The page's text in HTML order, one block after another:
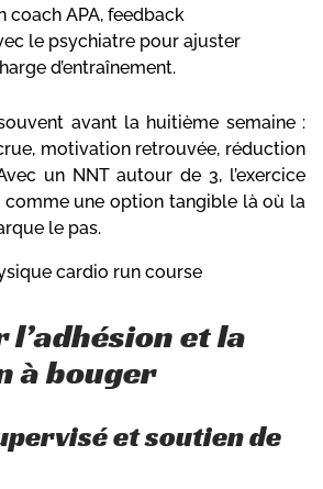
coach APA, feedback
le psychiatre pour ajuster
d’entraînement.
avant la huitième semaine :
motivation retrouvée, réduction
un NNT autour de 3, l’exercice
comme une option tangible là où la
le pas.
et la
à bouger
et soutien de